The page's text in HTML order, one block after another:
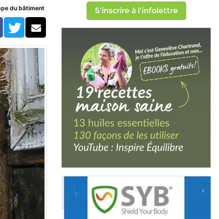
du bâtiment
TwitterCourriel
S'inscrire à l'infolettre